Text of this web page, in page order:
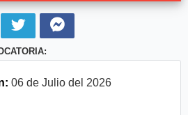
06 de Julio del 2026